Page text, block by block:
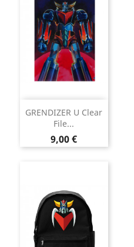
GRENDIZER U Clear
File...
Prix
9,00 €